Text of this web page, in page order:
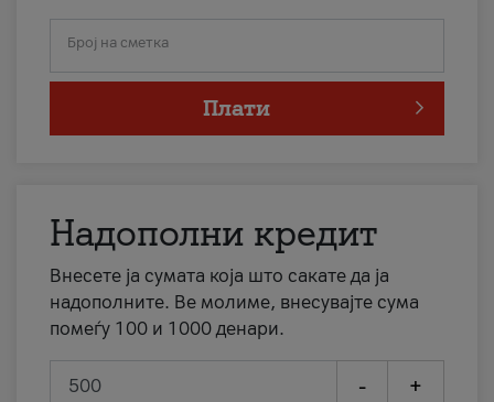
Број на сметка
Плати
Надополни кредит
Внесете ја сумата која што сакате да ја
надополните. Ве молиме, внесувајте сума
помеѓу 100 и 1000 денари.
- +